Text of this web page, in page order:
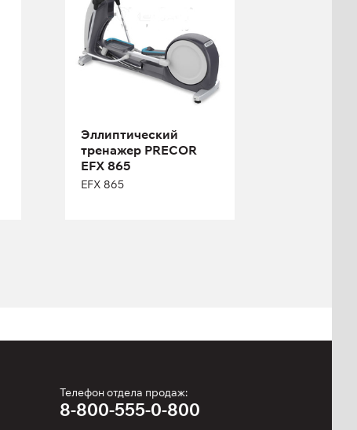
Эллиптический
тренажер PRECOR
EFX 865
EFX 865
Длина:
Высота:
Телефон отдела продаж:
8-800-555-0-800